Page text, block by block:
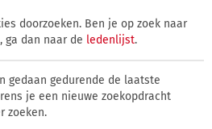
doorzoeken. Ben je op zoek naar
ga dan naar de ledenlijst.
gedaan gedurende de laatste
je een nieuwe zoekopdracht
zoeken.